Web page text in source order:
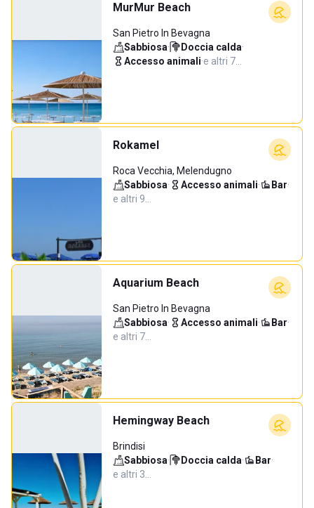
MurMur Beach
San Pietro In Bevagna
Sabbiosa· Doccia calda·
Accesso animali·e altri 7…
Rokamel
Roca Vecchia, Melendugno
Sabbiosa· Accesso animali· Bar·
e altri 9…
Aquarium Beach
San Pietro In Bevagna
Sabbiosa· Accesso animali· Bar·
e altri 7…
Hemingway Beach
Brindisi
Sabbiosa· Doccia calda· Bar·
e altri 3…